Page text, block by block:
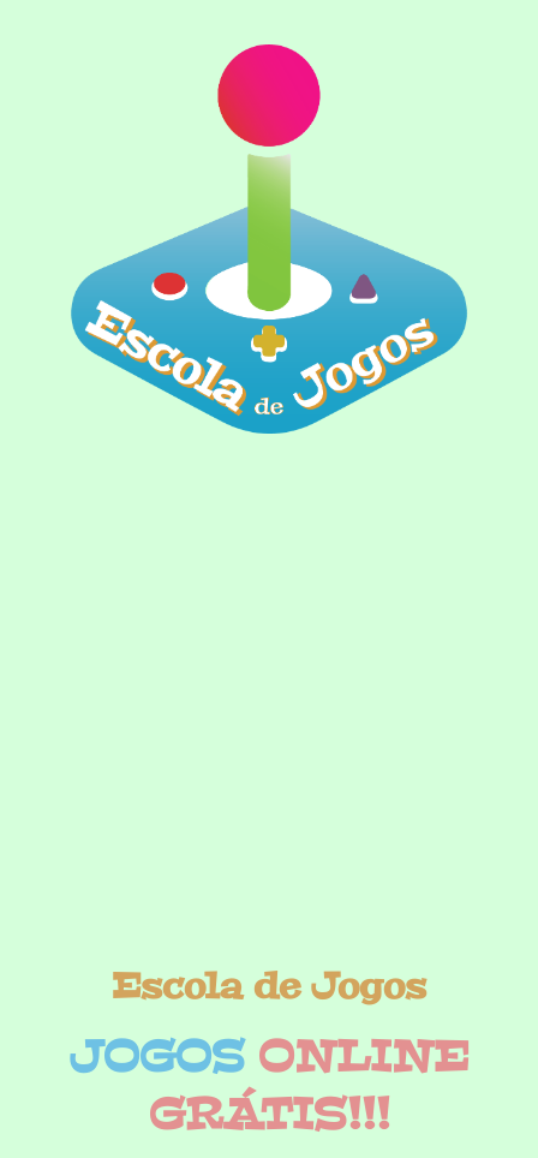
Escola de Jogos
JOGOS ONLINE
GRÁTIS!!!